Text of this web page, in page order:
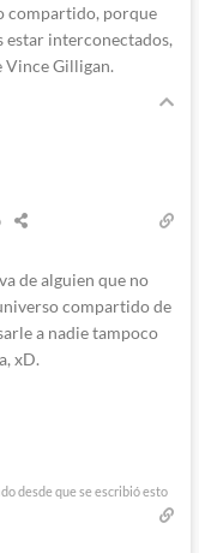
compartido, porque
estar interconectados,
Vince Gilligan.
de alguien que no
compartido de
a nadie tampoco
xD.
desde que se escribió esto